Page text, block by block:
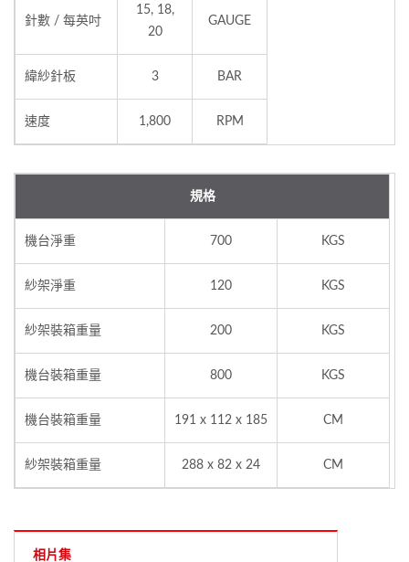
針數 / 每英吋
15, 18,
20
GAUGE
緯紗針板 3 BAR
速度 1,800 RPM
規格
機台淨重 700 KGS
紗架淨重 120 KGS
紗架裝箱重量 200 KGS
機台裝箱重量 800 KGS
機台裝箱重量 191 x 112 x 185 CM
紗架裝箱重量 288 x 82 x 24 CM
相片集